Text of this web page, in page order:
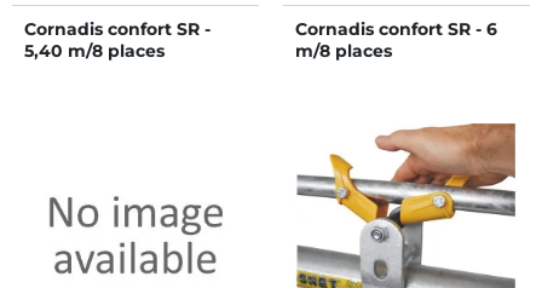
Cornadis confort SR -
5,40 m/8 places
Cornadis confort SR - 6
m/8 places